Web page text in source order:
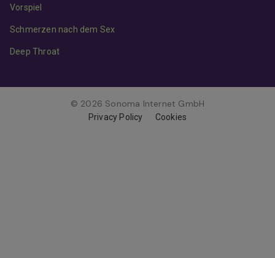
Vorspiel
Schmerzen nach dem Sex
Deep Throat
© 2026 Sonoma Internet GmbH
Privacy Policy Cookies